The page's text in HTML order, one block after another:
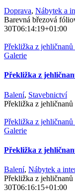
Doprava, Nábytek a
Barevná březová
30T06:14:19+01:00
Překližka z
Galerie
Překližka z
Balení, Stavebnictví
Překližka z
Překližka z
Galerie
Překližka z
Balení, Nábytek a
Překližka z
30T06:16:15+01:00